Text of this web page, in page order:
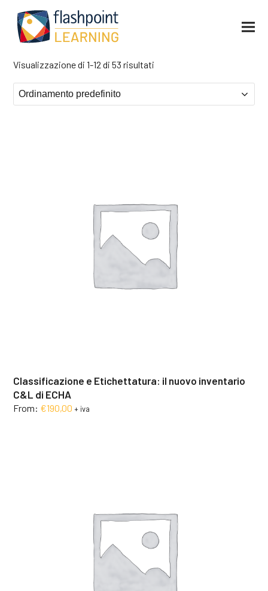
Visualizzazione di 1-12 di 53 risultati
Classificazione e Etichettatura: il nuovo inventario
C&L di ECHA
From: €190,00 + iva